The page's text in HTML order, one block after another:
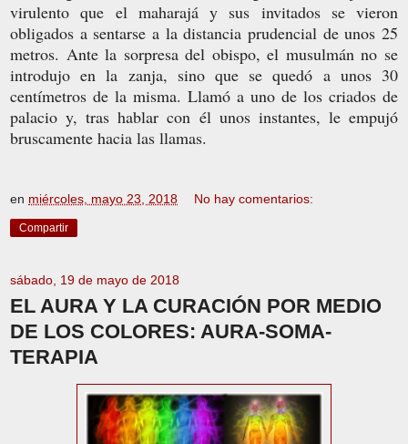
virulento que el maharajá y sus invitados se vieron
obligados a sentarse a la distancia prudencial de unos 25
metros. Ante la sorpresa del obispo, el musulmán no se
introdujo en la zanja, sino que se quedó a unos 30
centímetros de la misma. Llamó a uno de los criados de
palacio y, tras hablar con él unos instantes, le empujó
bruscamente hacia las llamas.
en miércoles, mayo 23, 2018 No hay comentarios:
Compartir
sábado, 19 de mayo de 2018
EL AURA Y LA CURACIÓN POR MEDIO
DE LOS COLORES: AURA-SOMA-
TERAPIA